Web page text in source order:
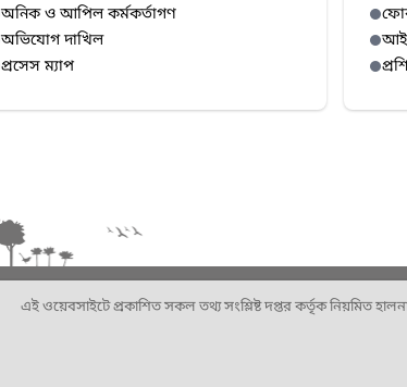
অনিক ও আপিল কর্মকর্তাগণ
অভিযোগ দাখিল
প্রসেস ম্যাপ
এই ওয়েবসাইটে প্রকাশিত সকল তথ্য সংশ্লিষ্ট দপ্তর কর্তৃক নিয়মিত